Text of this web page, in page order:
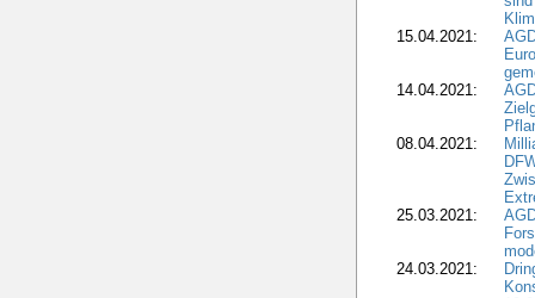
15.04.2021:
14.04.2021:
08.04.2021:
25.03.2021:
24.03.2021: